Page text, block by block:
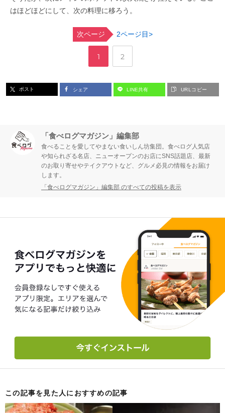
はほどほどにして、次の料理に移ろう。
次ページ 2ページ目>
ペ
ジ
1
,
ペ
ジ
2
ポスト シェア LINE共有 URLコピー
「食べログマガジン」編集部
食べることを愛してやまない食いしん坊集団。食べログ人気店
や知られざる名店、ニューオープンのお店にSNS話題店、最新
のお取り寄せやテイクアウトなど、グルメ必見の情報をお届け
します。
「食べログマガジン」編集部 のすべての投稿を表示
この記事を見た人におすすめの記事